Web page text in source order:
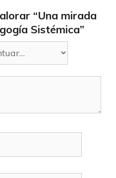
“Una mirada
Sistémica”